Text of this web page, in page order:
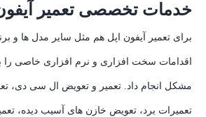
خدمات تخصصی تعمیر
برای تعمیر آیفون اپل هم مثل سایر مدل ها و
اقدامات سخت افزاری و نرم افزاری خاصی
مشکل انجام داد. تعمیر و تعویض ال سی دی،
تعمیرات برد، تعویض خازن های آسیب دیده،